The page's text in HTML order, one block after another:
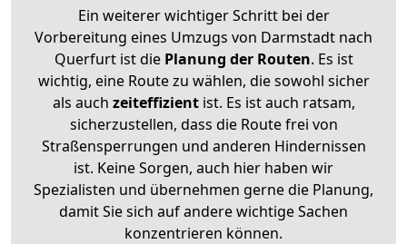
Ein weiterer wichtiger Schritt bei der
Vorbereitung eines Umzugs von Darmstadt nach
Querfurt ist diePlanung der Routen. Es ist
wichtig, eine Route zu wählen, die sowohl sicher
als auch zeiteffizientist. Es ist auch ratsam,
sicherzustellen, dass die Route frei von
Straßensperrungen und anderen Hindernissen
ist. Keine Sorgen, auch hier haben wir
Spezialisten und übernehmen gerne die Planung,
damit Sie sich auf andere wichtige Sachen
konzentrieren können.